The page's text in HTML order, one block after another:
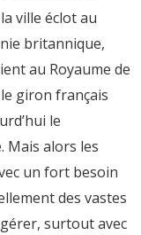
ville éclot au
britannique,
au Royaume de
giron français
le
Mais alors les
un fort besoin
des vastes
surtout avec